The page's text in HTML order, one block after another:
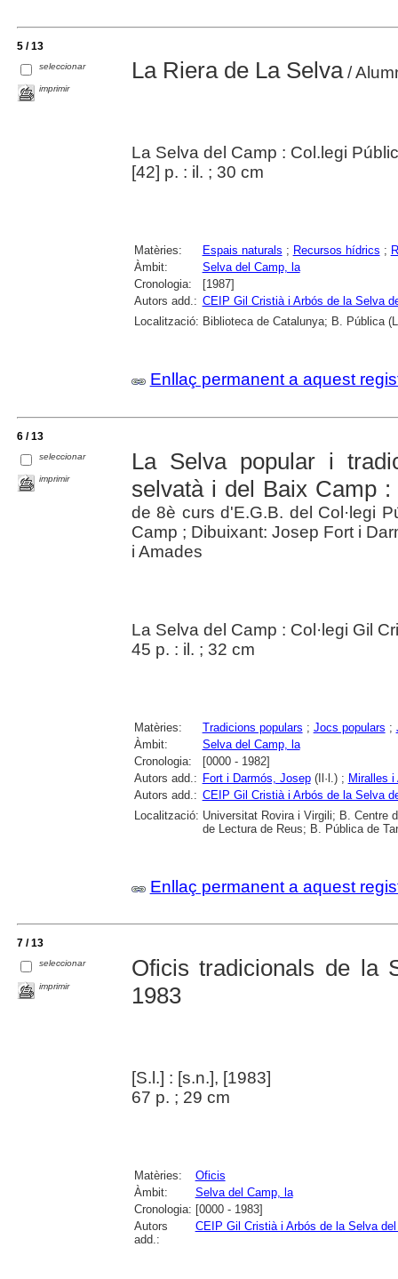
5 / 13
seleccionar
imprimir
La Riera de La Selva/
La Selva del Camp : Col.legi
[42] p. : il. ; 30 cm
Matèries: Espais naturals ; Recursos hídrics ;
Àmbit:
Selva del Camp, la
Cronologia:
[1987]
Autors add.: CEIP Gil Cristià i Arbós de la Selva
Localització: Biblioteca de Catalunya; B. Pública
Enllaç permanent a aquest
6 / 13
seleccionar
imprimir
La Selva popular i
selvatà i del Baix Camp :
de 8è curs d'E.G.B. del Col·legi
Camp ; Dibuixant: Josep Fort i
i Amades
La Selva del Camp : Col·legi Gil
45 p. : il. ; 32 cm
Matèries: Tradicions populars ; Jocs populars ;
Àmbit:
Selva del Camp, la
Cronologia:
[0000 - 1982]
Autors add.: Fort i Darmós, Josep(Il·l.) ; Miralles i
Autors add.: CEIP Gil Cristià i Arbós de la Selva
Localització: Universitat Rovira i Virgili; B. Centre
de Lectura de Reus; B. Pública de
Enllaç permanent a aquest
7 / 13
seleccionar
imprimir
Oficis tradicionals de la
1983
[S.l.] : [s.n.], [1983]
67 p. ; 29 cm
Matèries:
Oficis
Àmbit:
Selva del Camp, la
Cronologia: [0000 - 1983]
Autors
add.:
CEIP Gil Cristià i Arbós de la Selva del